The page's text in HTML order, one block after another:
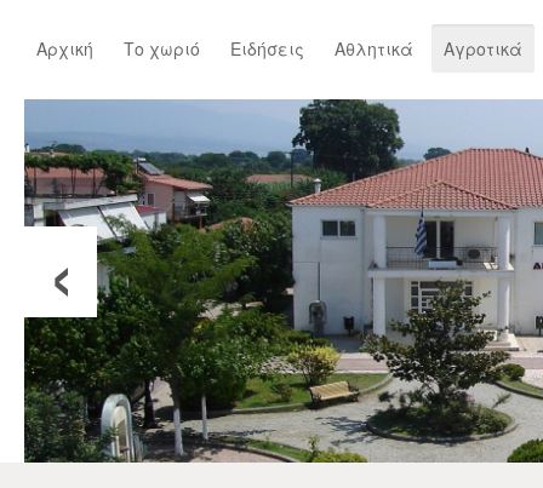
Αρχική Το χωριό Ειδήσεις Αθλητικά Αγροτικά
‹